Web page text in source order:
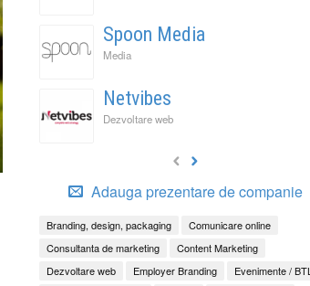
Spoon Media
Media
Netvibes
Dezvoltare web
Adauga prezentare de companie
Branding, design, packaging
Comunicare online
Consultanta de marketing
Content Marketing
Dezvoltare web
Employer Branding
Evenimente / BTL